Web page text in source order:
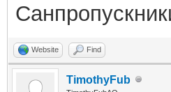
Website Find
TimothyFub